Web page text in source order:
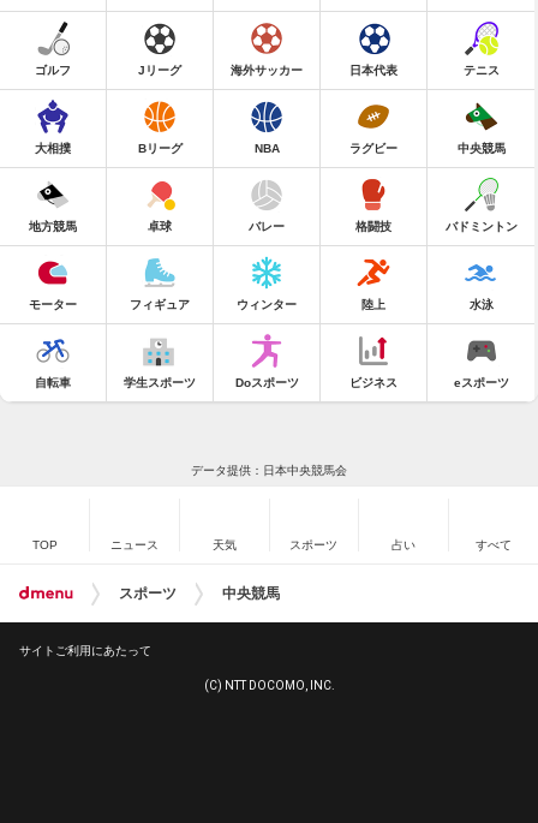
ゴルフ Jリーグ 海外サッカー 日本代表 テニス
大相撲 Bリーグ NBA ラグビー 中央競馬
地方競馬 卓球 バレー 格闘技 バドミントン
モーター フィギュア ウィンター 陸上 水泳
自転車 学生スポーツ Doスポーツ ビジネス eスポーツ
データ提供：日本中央競馬会
TOP ニュース 天気 スポーツ 占い すべて
スポーツ 中央競馬
サイトご利用にあたって
(C) NTT DOCOMO, INC.